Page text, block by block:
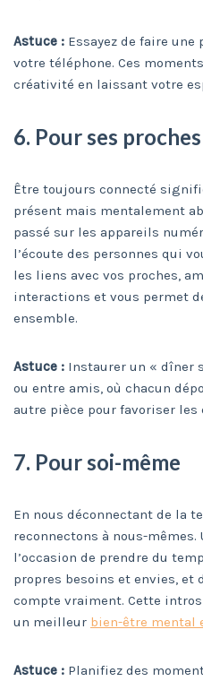
Astuce : Essayez de faire
votre téléphone. Ces
créativité en laissant votre
6. Pour ses proches
Être toujours connecté
présent mais mentalement
passé sur les appareils
l’écoute des personnes qui
les liens avec vos proches,
interactions et vous permet
ensemble.
Astuce : Instaurer un « dîner
ou entre amis, où chacun
autre pièce pour favoriser les
7. Pour soi-même
En nous déconnectant de la
reconnectons à nous-
l’occasion de prendre du
propres besoins et envies, et
compte vraiment. Cette
un meilleur bien-être mental
Astuce : Planifiez des